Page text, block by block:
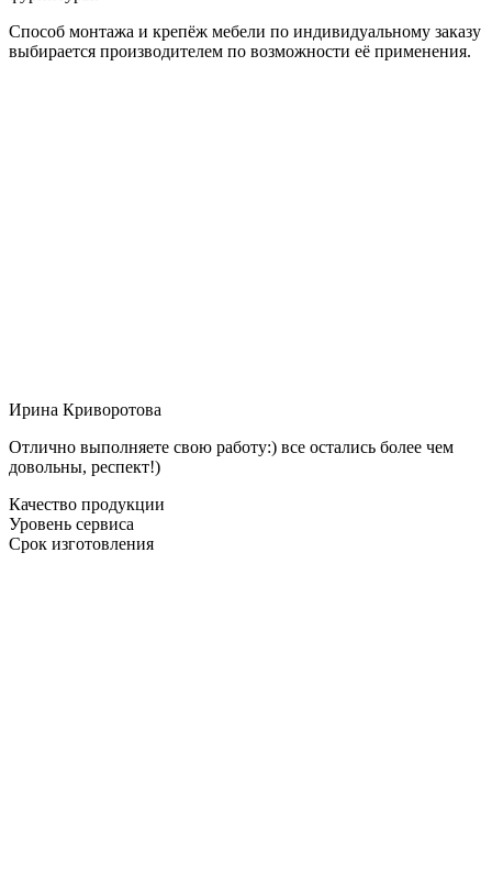
Способ монтажа и крепёж мебели по индивидуальному заказу
выбирается производителем по возможности её применения.
Ирина Криворотова
Отлично выполняете свою работу:) все остались более чем
довольны, респект!)
Качество продукции
Уровень сервиса
Срок изготовления